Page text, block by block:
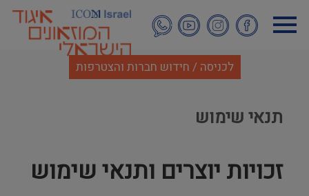
לתוכן
העיקרי
לכניסה / חידוש חברות והצטרפות
תנאי שימוש
זכויות יוצרים ותנאי שימוש